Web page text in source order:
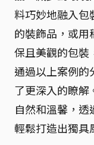
料巧妙地融入包
的裝飾品，或用
保且美觀的包裝
通過以上案例的
了更深入的瞭解
自然和溫馨，
輕鬆打造出獨具